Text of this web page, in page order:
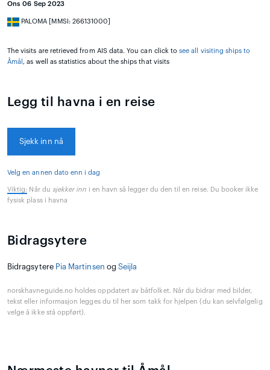
Ons 06 Sep 2023
PALOMA [MMSI: 266131000]
The visits are retrieved from AIS data. You can click tosee all visiting ships to
Åmål, as well as statistics about the ships that visits
Legg til havna i en reise
Sjekk inn nå
Velg en annen dato enn i dag
Viktig: Når du sjekker inn i en havn så legger du den til en reise. Du booker ikke
fysisk plass i havna
Bidragsytere
Bidragsytere Pia Martinsen og Seijla
norskhavneguide.no holdes oppdatert av båtfolket. Når du bidrar med bilder,
tekst eller informasjon legges du til her som takk for hjelpen (du kan selvfølgelig
velge å ikke stå oppført).